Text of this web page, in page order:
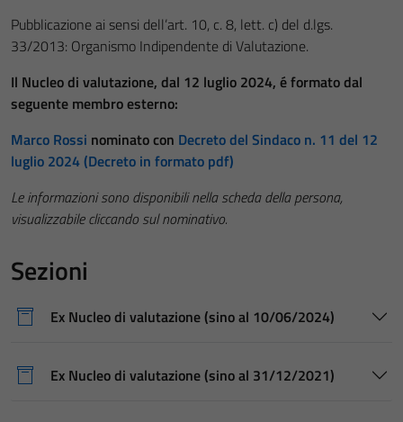
Pubblicazione ai sensi dell’art. 10, c. 8, lett. c) del d.lgs.
33/2013: Organismo Indipendente di Valutazione.
Il Nucleo di valutazione, dal 12 luglio 2024, é formato dal
seguente membro esterno:
Marco Rossi nominato con Decreto del Sindaco n. 11 del 12
luglio 2024(Decreto in formato pdf)
Le informazioni sono disponibili nella scheda della persona,
visualizzabile cliccando sul nominativo.
Sezioni
Ex Nucleo di valutazione (sino al 10/06/2024)
Ex Nucleo di valutazione (sino al 31/12/2021)